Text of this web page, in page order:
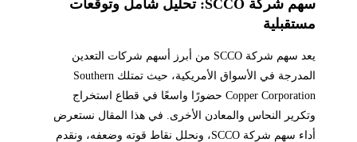
سهم شركة SCCO: تحليل شامل وتوقعات
مستقبلية
يعد سهم شركة SCCO من أبرز أسهم شركات التعدين
المدرجة في الأسواق الأمريكية، حيث تمتلك Southern
Copper Corporation حضورًا واسعًا في قطاع استخراج
وتكرير النحاس والمعادن الأخرى. في هذا المقال نستعرض
أداء سهم شركة SCCO، ونحلل نقاط قوته وضعفه، ونقدم